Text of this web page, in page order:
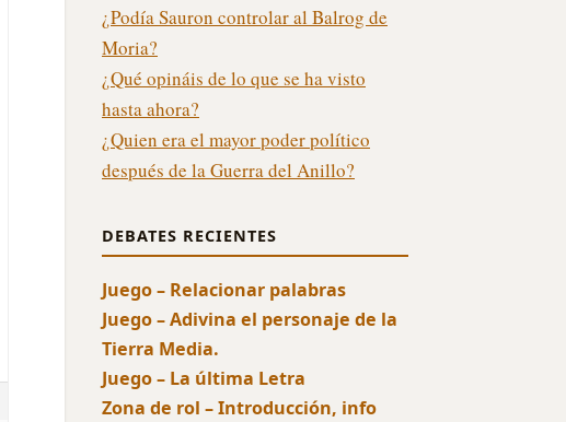
¿Podía Sauron controlar al Balrog de
Moria?
¿Qué opináis de lo que se ha visto
hasta ahora?
¿Quien era el mayor poder político
después de la Guerra del Anillo?
DEBATES RECIENTES
Juego – Relacionar palabras
Juego – Adivina el personaje de la
Tierra Media.
Juego – La última Letra
Zona de rol – Introducción, info